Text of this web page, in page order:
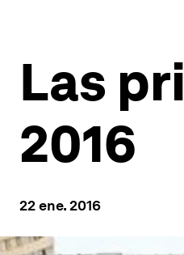
Las
2016
22 ene. 2016